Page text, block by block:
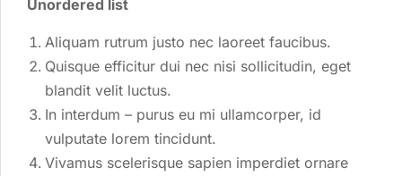
Unordered list
Aliquam rutrum justo nec laoreet faucibus.
Quisque efficitur dui nec nisi sollicitudin, eget
blandit velit luctus.
In interdum – purus eu mi ullamcorper, id
vulputate lorem tincidunt.
Vivamus scelerisque sapien imperdiet ornare